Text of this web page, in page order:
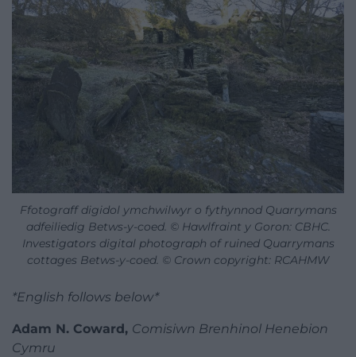
Ffotograff digidol ymchwilwyr o fythynnod Quarrymans
adfeiliedig Betws-y-coed. © Hawlfraint y Goron: CBHC.
Investigators digital photograph of ruined Quarrymans
cottages Betws-y-coed. © Crown copyright: RCAHMW
*English follows below*
Adam N. Coward, Comisiwn Brenhinol Henebion
Cymru